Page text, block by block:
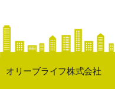
オリーブライフ株式会社